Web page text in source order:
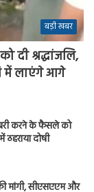
बड़ी खबर
दी श्रद्धांजलि,
में लाएंगे आगे
करने के फैसले को
दोषी
मांगी, सीएसएएम और